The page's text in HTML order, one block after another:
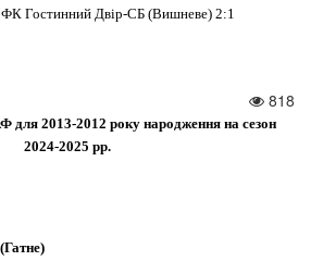
Гостинний Двір-СБ (Вишневе) 2:1
818
2013-2012 року народження на сезон
2024-2025 рр.